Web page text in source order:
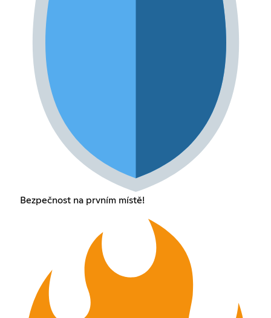
Bezpečnost na prvním místě!